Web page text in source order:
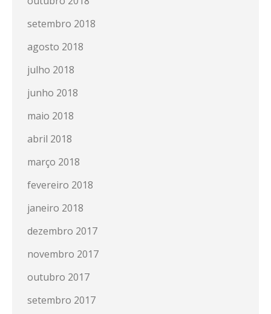
setembro 2018
agosto 2018
julho 2018
junho 2018
maio 2018
abril 2018
março 2018
fevereiro 2018
janeiro 2018
dezembro 2017
novembro 2017
outubro 2017
setembro 2017